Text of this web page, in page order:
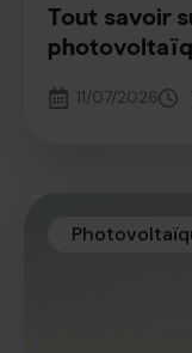
Tout savoir
11/07/2026